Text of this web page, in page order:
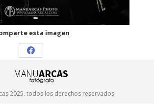
esta imagen
Share
on
Facebook
2025. todos los derechos reservados